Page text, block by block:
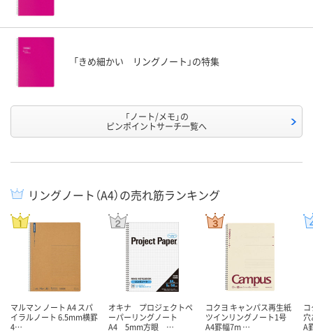
「きめ細かい リングノート」の特集
「ノート/メモ」の
ピンポイントサーチ一覧へ
リングノート（A4）の売れ筋ランキング
マルマン ノート A4 スパ
イラルノート 6.5mm横罫
4…
オキナ プロジェクトペ
ーパーリングノート
A4 5mm方眼 …
コクヨ キャンパス再生紙
ツインリングノート1号
A4罫幅7m …
A